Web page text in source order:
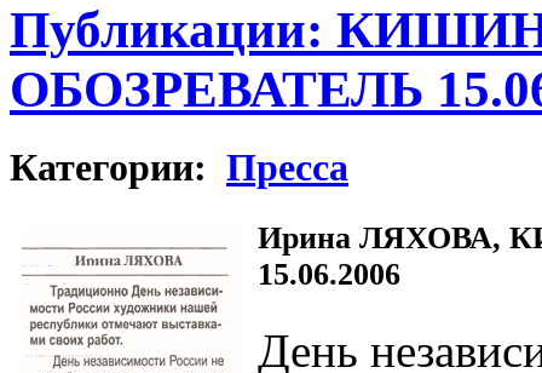
Публикации:
ОБОЗРЕВАТЕЛЬ
Категории: Пресса
Ирина ЛЯХОВА,
15.06.2006
День